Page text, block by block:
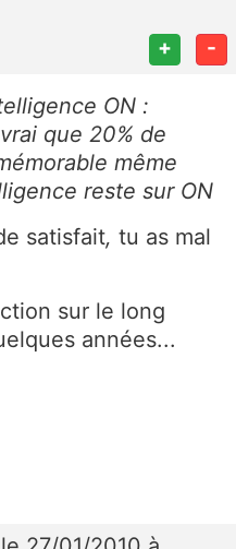
+ -
ON :
que 20% de
même
reste sur ON
satisfait, tu as mal
sur le long
années...